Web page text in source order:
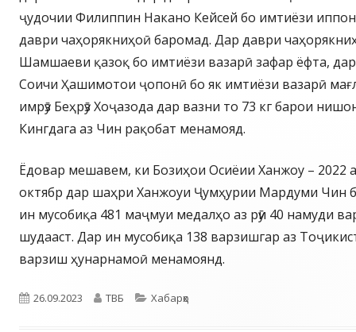
ҷудочии Филиппин Накано Кейсей бо имтиёзи иппон
даври чаҳорякниҳоӣ баромад. Дар даври
Шамшаеви қазоқ бо имтиёзи вазарӣ зафар ёфта,
Соичи Ҳашимотои ҷопонӣ бо як имтиёзи вазарӣ
имрӯз Беҳрӯз Хоҷазода дар вазни то 73 кг барои
Кингдага аз Чин рақобат менамояд.
Ёдовар мешавем, ки Бозиҳои Осиёии Ханжоу – 2022
октябр дар шаҳри Ханжоуи Ҷумҳурии Мардуми Чин
ин мусобиқа 481 маҷмуи медалҳо аз рӯи 40 намуди
шудааст. Дар ин мусобиқа 138 варзишгар аз
варзиш ҳунарнамоӣ менамоянд.
Опубликовано
26.09.2023 Автор
ТВБ Рубрики
Хабарҳо